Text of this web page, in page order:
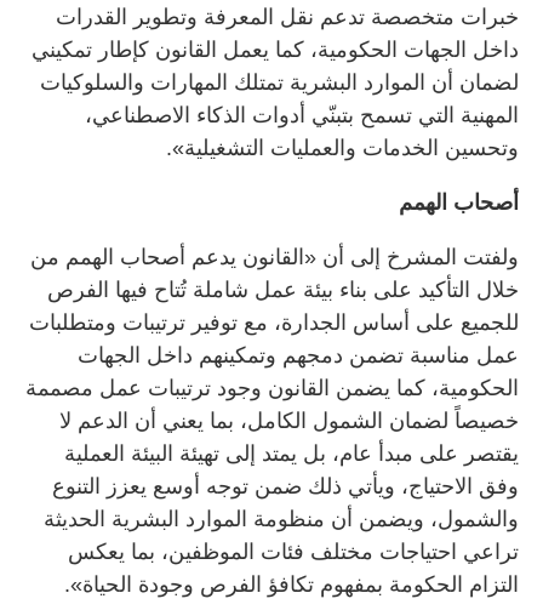
خبرات متخصصة تدعم نقل المعرفة وتطوير القدرات
داخل الجهات الحكومية، كما يعمل القانون كإطار تمكيني
لضمان أن الموارد البشرية تمتلك المهارات والسلوكيات
المهنية التي تسمح بتبنّي أدوات الذكاء الاصطناعي،
وتحسين الخدمات والعمليات التشغيلية».
أصحاب الهمم
ولفتت المشرخ إلى أن «القانون يدعم أصحاب الهمم من
خلال التأكيد على بناء بيئة عمل شاملة تُتاح فيها الفرص
للجميع على أساس الجدارة، مع توفير ترتيبات ومتطلبات
عمل مناسبة تضمن دمجهم وتمكينهم داخل الجهات
الحكومية، كما يضمن القانون وجود ترتيبات عمل مصممة
خصيصاً لضمان الشمول الكامل، بما يعني أن الدعم لا
يقتصر على مبدأ عام، بل يمتد إلى تهيئة البيئة العملية
وفق الاحتياج، ويأتي ذلك ضمن توجه أوسع يعزز التنوع
والشمول، ويضمن أن منظومة الموارد البشرية الحديثة
تراعي احتياجات مختلف فئات الموظفين، بما يعكس
التزام الحكومة بمفهوم تكافؤ الفرص وجودة الحياة».